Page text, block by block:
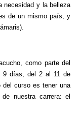
necesidad y la belleza
de un mismo país, y
como parte del
9 días, del 2 al 11 de
del curso es tener una
nuestra carrera: el